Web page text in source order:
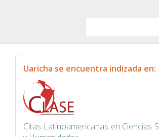
indexacion
Uaricha se encuentra indizada en:
Citas Latinoamericanas en Ciencias